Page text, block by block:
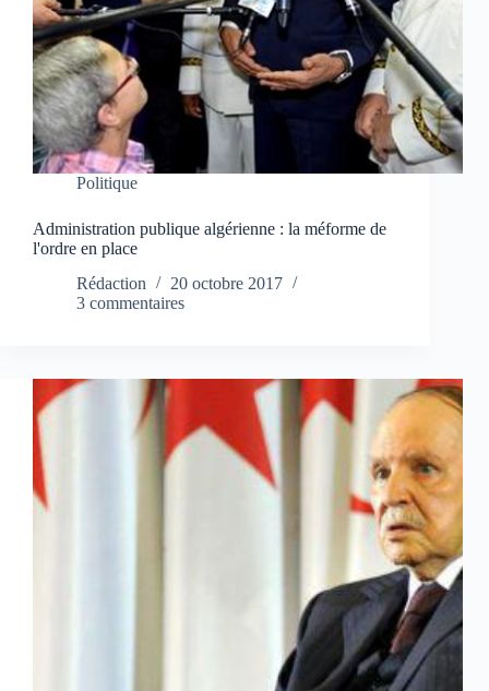
Politique
Administration publique algérienne : la méforme de
l'ordre en place
Rédaction
20 octobre 2017
3 commentaires